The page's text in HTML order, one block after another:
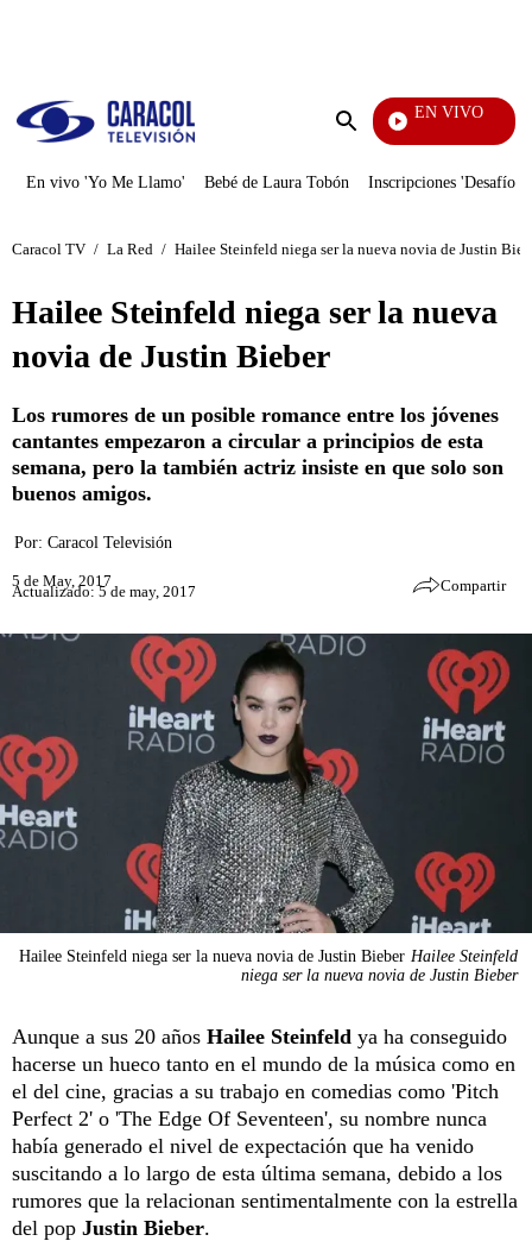
Enviar
EN VIVO
Vecinos
En vivo 'Yo Me Llamo' Bebé de Laura Tobón Inscripciones 'Desafío'
Caracol TV / La Red / Hailee Steinfeld niega ser la nueva novia de Justin
Hailee Steinfeld niega ser la nueva
novia de Justin Bieber
Los rumores de un posible romance entre los jóvenes
cantantes empezaron a circular a principios de esta
semana, pero la también actriz insiste en que solo son
buenos amigos.
Por: Caracol Televisión
5 de May, 2017
Actualizado: 5 de may, 2017 Compartir
Hailee Steinfeld niega ser la nueva novia de Justin Bieber Hailee Steinfeld
niega ser la nueva novia de Justin Bieber
Aunque a sus 20 años Hailee Steinfeld ya ha conseguido
hacerse un hueco tanto en el mundo de la música como en
el del cine, gracias a su trabajo en comedias como 'Pitch
Perfect 2' o 'The Edge Of Seventeen', su nombre nunca
había generado el nivel de expectación que ha venido
suscitando a lo largo de esta última semana, debido a los
rumores que la relacionan sentimentalmente con la estrella
del pop Justin Bieber.